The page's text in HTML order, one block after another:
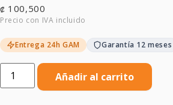
₡ 100,500
Entrega 24h GAM Garantía 12 meses
Añadir al carrito